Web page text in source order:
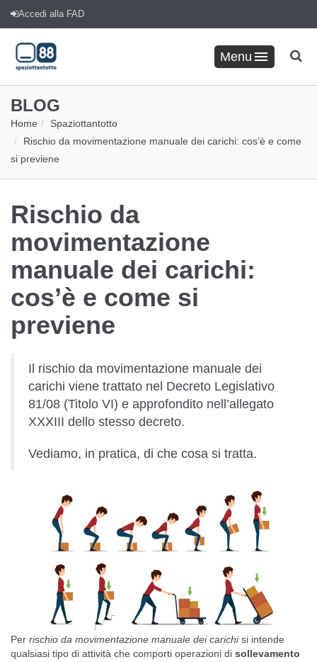
Accedi alla FAD
Menu
BLOG
Home
Spaziottantotto
Rischio da movimentazione manuale dei carichi: cos’è e come
si previene
Rischio da
movimentazione
manuale dei carichi:
cos’è e come si
previene
Il rischio da movimentazione manuale dei
carichi viene trattato nel Decreto Legislativo
81/08 (Titolo VI) e approfondito nell’allegato
XXXIII dello stesso decreto.
Vediamo, in pratica, di che cosa si tratta.
Per rischio da movimentazione manuale dei carichisi intende
qualsiasi tipo di attività che comporti operazioni di sollevamento